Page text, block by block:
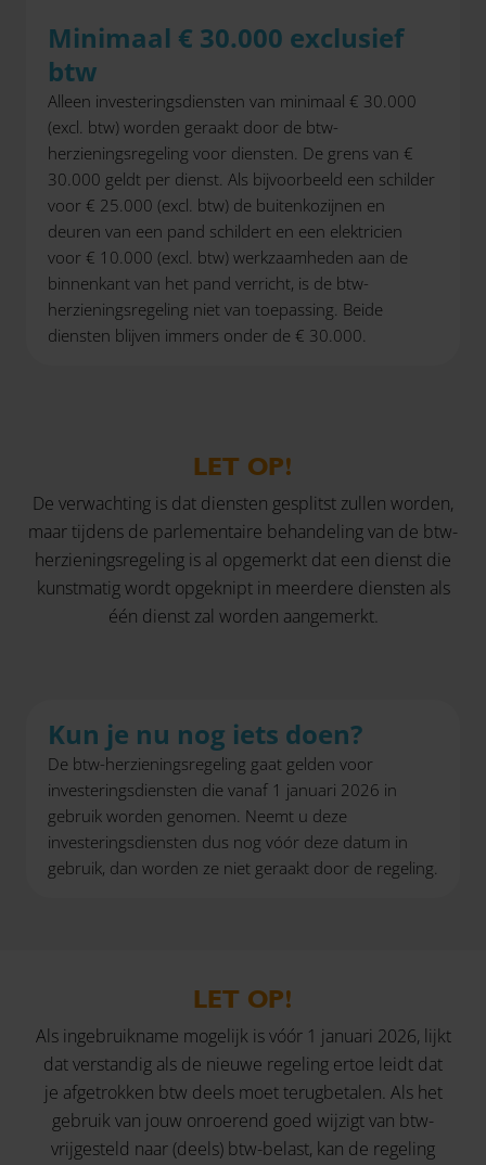
Minimaal € 30.000 exclusief
btw
Alleen investeringsdiensten van minimaal € 30.000
(excl. btw) worden geraakt door de btw-
herzieningsregeling voor diensten. De grens van €
30.000 geldt per dienst. Als bijvoorbeeld een schilder
voor € 25.000 (excl. btw) de buitenkozijnen en
deuren van een pand schildert en een elektricien
voor € 10.000 (excl. btw) werkzaamheden aan de
binnenkant van het pand verricht, is de btw-
herzieningsregeling niet van toepassing. Beide
diensten blijven immers onder de € 30.000.
LET OP!
De verwachting is dat diensten gesplitst zullen worden,
maar tijdens de parlementaire behandeling van de btw-
herzieningsregeling is al opgemerkt dat een dienst die
kunstmatig wordt opgeknipt in meerdere diensten als
één dienst zal worden aangemerkt.
Kun je nu nog iets doen?
De btw-herzieningsregeling gaat gelden voor
investeringsdiensten die vanaf 1 januari 2026 in
gebruik worden genomen. Neemt u deze
investeringsdiensten dus nog vóór deze datum in
gebruik, dan worden ze niet geraakt door de regeling.
LET OP!
Als ingebruikname mogelijk is vóór 1 januari 2026, lijkt
dat verstandig als de nieuwe regeling ertoe leidt dat
je afgetrokken btw deels moet terugbetalen. Als het
gebruik van jouw onroerend goed wijzigt van btw-
vrijgesteld naar (deels) btw-belast, kan de regeling